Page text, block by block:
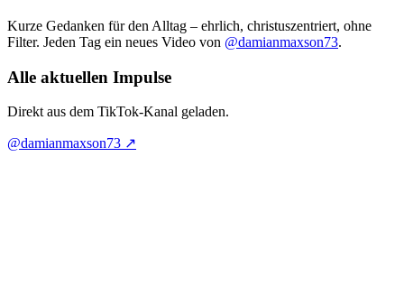
Kurze Gedanken für den Alltag – ehrlich, christuszentriert, ohne
Filter. Jeden Tag ein neues Video von @damianmaxson73.
Alle aktuellen Impulse
Direkt aus dem TikTok-Kanal geladen.
@damianmaxson73 ↗